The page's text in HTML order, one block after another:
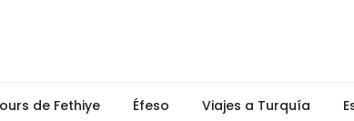
de Fethiye Éfeso Viajes a Turquía